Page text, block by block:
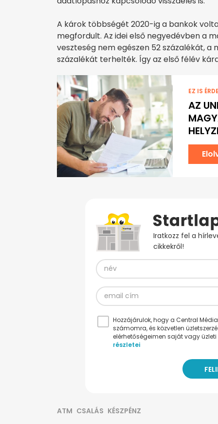
A károk többségét 2020-ig a bankok
megfordult. Az idei első negyedévben a
veszteség nem egészen 52 százalékát,
százalékát terhelték. Így az első félév
EZ IS
AZ
Iratkozz fel a
cikkekről!
Hozzájárulok, hogy a Central
számomra, és közvetlen
elérhetőségeimen saját vagy
részletei
ATM CSALÁS KÉSZPÉNZ